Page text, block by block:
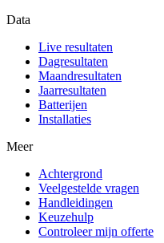
Data
Live resultaten
Dagresultaten
Maandresultaten
Jaarresultaten
Batterijen
Installaties
Meer
Achtergrond
Veelgestelde vragen
Handleidingen
Keuzehulp
Controleer mijn offerte